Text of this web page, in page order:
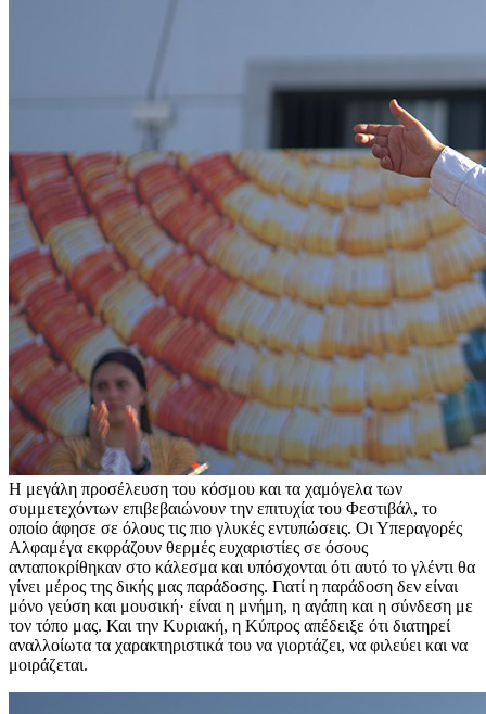
Η μεγάλη προσέλευση του κόσμου και τα χαμόγελα των
συμμετεχόντων επιβεβαιώνουν την επιτυχία του Φεστιβάλ, το
οποίο άφησε σε όλους τις πιο γλυκές εντυπώσεις. Οι Υπεραγορές
Αλφαμέγα εκφράζουν θερμές ευχαριστίες σε όσους
ανταποκρίθηκαν στο κάλεσμα και υπόσχονται ότι αυτό το γλέντι θα
γίνει μέρος της δικής μας παράδοσης. Γιατί η παράδοση δεν είναι
μόνο γεύση και μουσική· είναι η μνήμη, η αγάπη και η σύνδεση με
τον τόπο μας. Και την Κυριακή, η Κύπρος απέδειξε ότι διατηρεί
αναλλοίωτα τα χαρακτηριστικά του να γιορτάζει, να φιλεύει και να
μοιράζεται.